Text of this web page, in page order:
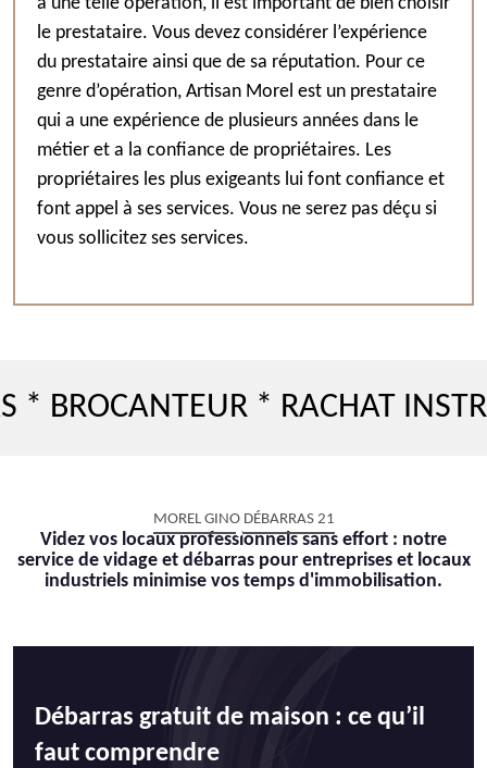
le prestataire. Vous devez considérer l’expérience
du prestataire ainsi que de sa réputation. Pour ce
genre d’opération, Artisan Morel est un prestataire
qui a une expérience de plusieurs années dans le
métier et a la confiance de propriétaires. Les
propriétaires les plus exigeants lui font confiance et
font appel à ses services. Vous ne serez pas déçu si
vous sollicitez ses services.
* RACHAT
MOREL GINO DÉBARRAS 21
Videz vos locaux professionnels sans effort : notre
service de vidage et débarras pour entreprises et locaux
industriels minimise vos temps d'immobilisation.
Débarras gratuit de maison : ce qu’il
faut comprendre